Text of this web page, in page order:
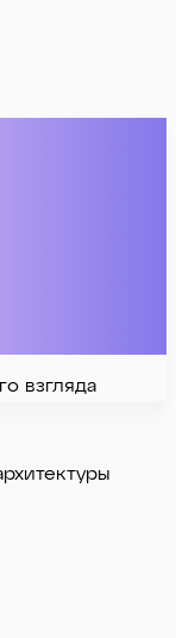
взгляда